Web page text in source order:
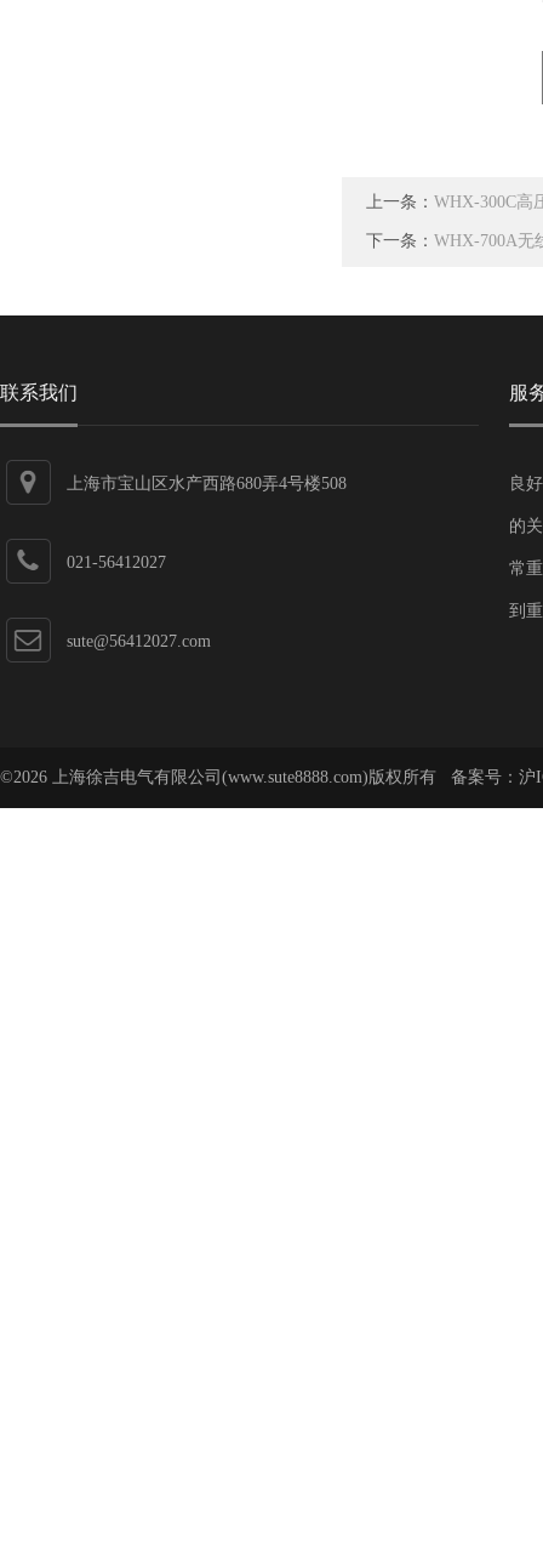
上一条： WHX-300C高
下一条： WHX-700A无
联系我们
上海市宝山区水产西路680弄4号楼508
021-56412027
sute@56412027.com
服
良
的
常
到
©2026 上海徐吉电气有限公司(www.sute8888.com)版权所有 备案号： 沪